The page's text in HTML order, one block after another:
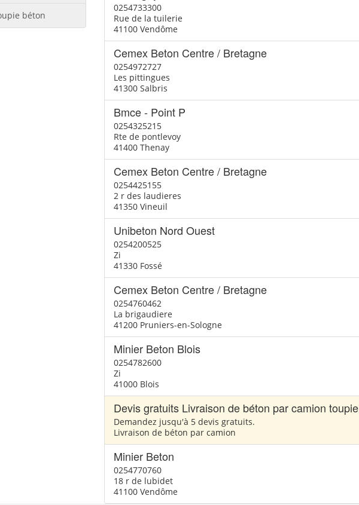
béton
0254733300
Rue de la tuilerie
41100 Vendôme
Cemex Beton Centre / Bretagne
0254972727
Les pittingues
41300 Salbris
Bmce - Point P
0254325215
Rte de pontlevoy
41400 Thenay
Cemex Beton Centre / Bretagne
0254425155
2 r des laudieres
41350 Vineuil
Unibeton Nord Ouest
0254200525
Zi
41330 Fossé
Cemex Beton Centre / Bretagne
0254760462
La brigaudiere
41200 Pruniers-en-Sologne
Minier Beton Blois
0254782600
Zi
41000 Blois
Devis gratuits Livraison de béton par camion toupie
Demandez jusqu'à 5 devis gratuits.
Livraison de béton par camion
Minier Beton
0254770760
18 r de lubidet
41100 Vendôme